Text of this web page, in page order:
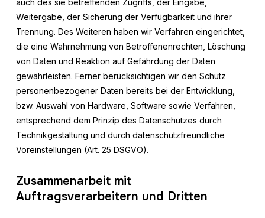
auch des sie betreffenden Zugriffs, der Eingabe,
Weitergabe, der Sicherung der Verfügbarkeit und ihrer
Trennung. Des Weiteren haben wir Verfahren eingerichtet,
die eine Wahrnehmung von Betroffenenrechten, Löschung
von Daten und Reaktion auf Gefährdung der Daten
gewährleisten. Ferner berücksichtigen wir den Schutz
personenbezogener Daten bereits bei der Entwicklung,
bzw. Auswahl von Hardware, Software sowie Verfahren,
entsprechend dem Prinzip des Datenschutzes durch
Technikgestaltung und durch datenschutzfreundliche
Voreinstellungen (Art. 25 DSGVO).
Zusammenarbeit mit
Auftragsverarbeitern und Dritten